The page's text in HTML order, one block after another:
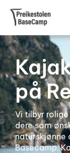
på
Vi tilbyr
dere som
naturskjønne
Basecamp.